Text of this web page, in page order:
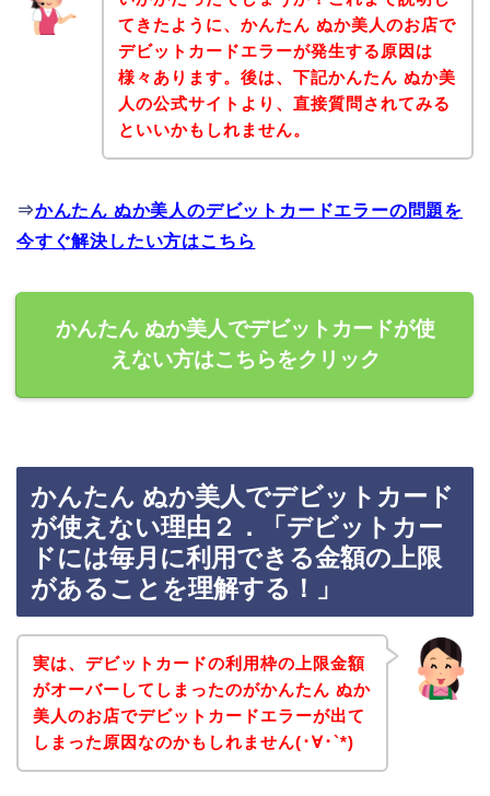
てきたように、かんたん ぬか美人のお店で
デビットカードエラーが発生する原因は
様々あります。後は、下記かんたん ぬか美
人の公式サイトより、直接質問されてみる
といいかもしれません。
⇒かんたん ぬか美人のデビットカードエラーの問題を
今すぐ解決したい方はこちら
かんたん ぬか美人でデビットカードが使
えない方はこちらをクリック
かんたん ぬか美人でデビットカード
が使えない理由２．「デビットカー
ドには毎月に利用できる金額の上限
があることを理解する！」
実は、デビットカードの利用枠の上限金額
がオーバーしてしまったのがかんたん ぬか
美人のお店でデビットカードエラーが出て
しまった原因なのかもしれません(･∀･`*)